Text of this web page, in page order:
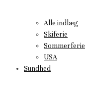
Alle indlæg
Skiferie
Sommerferie
USA
Sundhed